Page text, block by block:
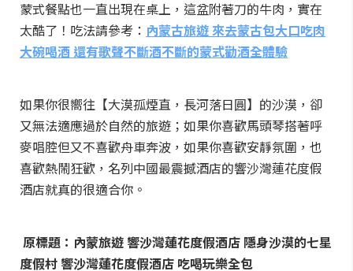
蒙式餐點也一直出現在桌上，這盆附著刀的牛肉，實在
太酷了！吃法請參考： 內蒙古旅遊 來去蒙古包大口吃肉
大碗喝酒 還有歌聲不斷酒不斷的蒙式勸酒全體驗
如果你很嚮往【大漠孤煙直，長河落日圓】的沙漠，卻
又無法適應過於自然的旅遊；如果你喜歡馬頭琴搭著呼
麥唱腔但又不喜歡舟車奔波，如果你喜歡安靜氛圍，也
喜歡熱鬧狂歡，名列中國最震撼酒店的響沙灣蓮花度假
酒店就真的很適合你。
原標題：內蒙旅遊 響沙灣蓮花度假酒店 隱身沙漠的七星
度假村 響沙灣蓮花度假酒店 吃喝玩樂全包